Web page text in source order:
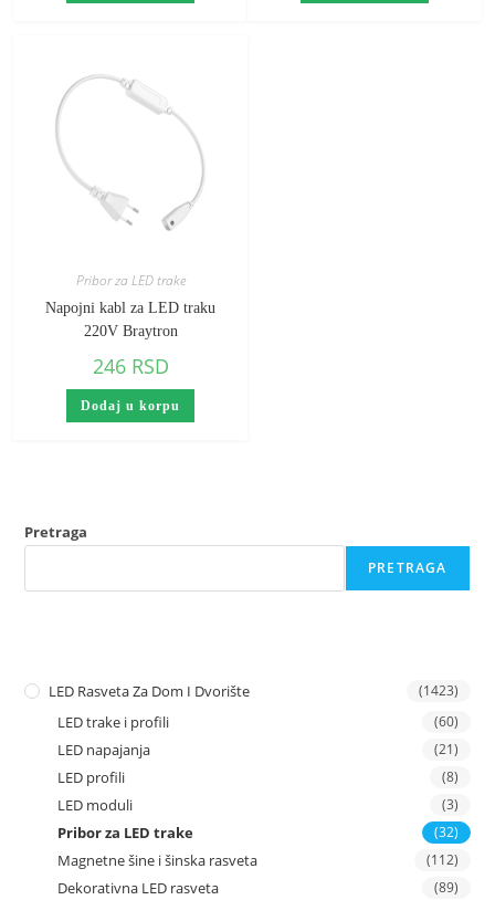
Pribor za LED trake
Napojni kabl za LED traku
220V Braytron
246 RSD
Dodaj u korpu
Pretraga
PRETRAGA
LED Rasveta Za Dom I Dvorište (1423)
LED trake i profili (60)
LED napajanja (21)
LED profili (8)
LED moduli (3)
Pribor za LED trake (32)
Magnetne šine i šinska rasveta (112)
Dekorativna LED rasveta (89)